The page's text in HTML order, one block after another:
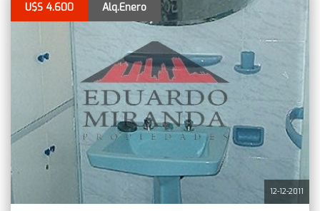
12-12-2011
U$S 4.600 Alq.Enero